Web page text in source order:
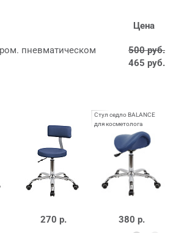
Цена
пневматическом
500 руб.
465 руб.
270 р. 380 р.